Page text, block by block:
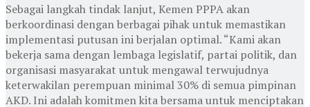
Sebagai langkah tindak lanjut, Kemen PPPA akan
berkoordinasi dengan berbagai pihak untuk memastikan
implementasi putusan ini berjalan optimal. “Kami akan
bekerja sama dengan lembaga legislatif, partai politik, dan
organisasi masyarakat untuk mengawal terwujudnya
keterwakilan perempuan minimal 30% di semua pimpinan
AKD. Ini adalah komitmen kita bersama untuk menciptakan